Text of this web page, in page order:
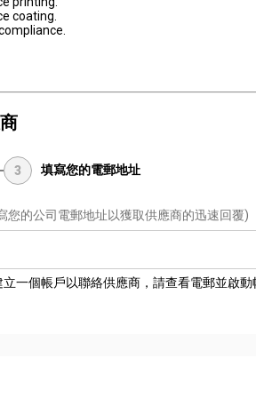
coating.
3 填寫您的電郵地址
您的公司電郵地址以獲取供應商的迅速回覆)
一個帳戶以聯絡供應商，請查看電郵並啟動